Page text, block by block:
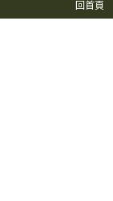
回首頁